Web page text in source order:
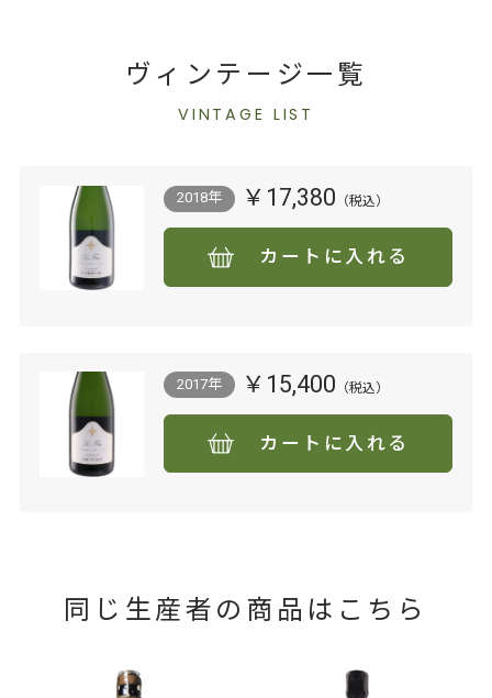
ヴィンテージ一覧
VINTAGE LIST
2018年 ￥17,380
カートに入れる
2017年 ￥15,400
カートに入れる
同じ生産者の商品はこちら